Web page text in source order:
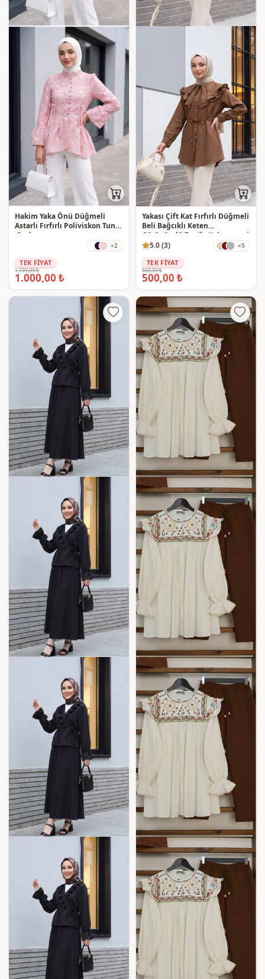
Hakim Yaka Önü Düğmeli
Astarlı Fırfırlı Poliviskon Tunik
-Pudra
+2
TEK FİYAT
1.739,99 ₺
1.000,00 ₺
Yakası Çift Kat Fırfırlı Düğmeli
Beli Bağcıklı Keten
Görünümlü Tunik -Kahverengi
5.0 (3)
+5
TEK FİYAT
869,99 ₺
500,00 ₺